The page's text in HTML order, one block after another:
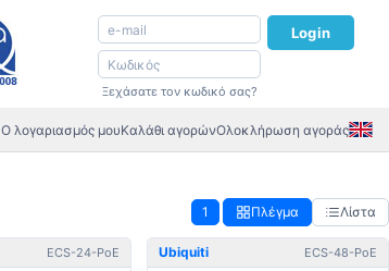
Login
Ξεχάσατε τον κωδικό σας?
Ο λογαριασμός μουΚαλάθι αγορώνΟλοκλήρωση αγοράς
1 Πλέγμα Λίστα
ECS-24-PoE Ubiquiti ECS-48-PoE